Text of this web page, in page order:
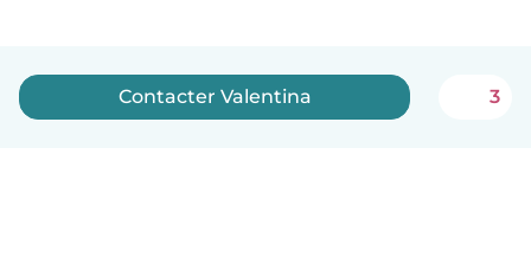
Contacter Valentina 3